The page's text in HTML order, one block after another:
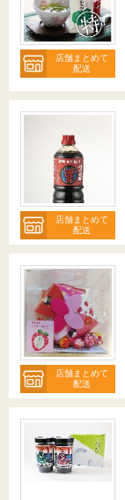
店舗まとめて
配送
店舗まとめて
配送
店舗まとめて
配送